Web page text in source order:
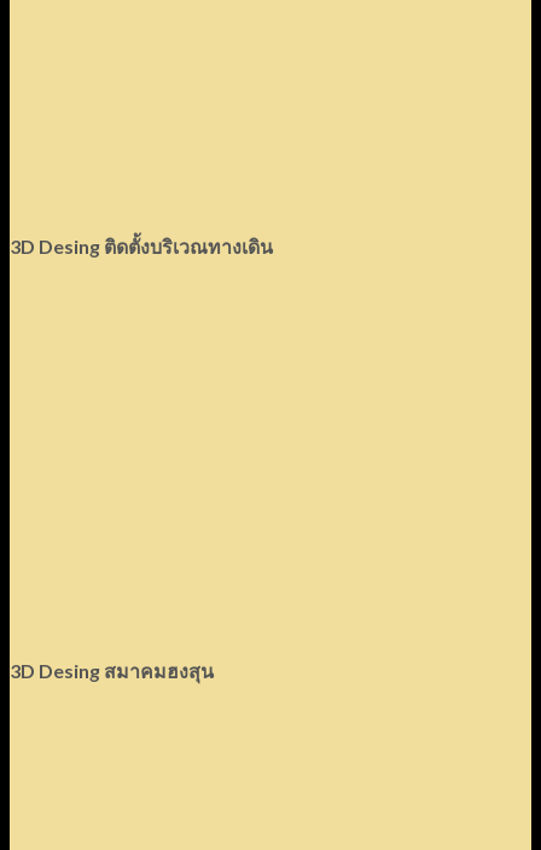
3D Desing ติดตั้งบริเวณทางเดิน
3D Desing สมาคมฮงสุน